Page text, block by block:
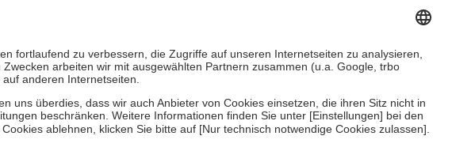
Es sind jedoch nie mehr als die tatsächlichen Kosten der Leistung
fallenkeine Zuzahlungen